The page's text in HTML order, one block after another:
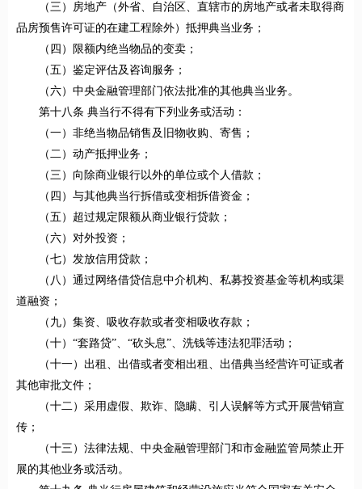
（三）房地产（外省、自治区、直辖市的房地产或者未取得商
品房预售许可证的在建工程除外）抵押典当业务；
（四）限额内绝当物品的变卖；
（五）鉴定评估及咨询服务；
（六）中央金融管理部门依法批准的其他典当业务。
第十八条 典当行不得有下列业务或活动：
（一）非绝当物品销售及旧物收购、寄售；
（二）动产抵押业务；
（三）向除商业银行以外的单位或个人借款；
（四）与其他典当行拆借或变相拆借资金；
（五）超过规定限额从商业银行贷款；
（六）对外投资；
（七）发放信用贷款；
（八）通过网络借贷信息中介机构、私募投资基金等机构或渠
道融资；
（九）集资、吸收存款或者变相吸收存款；
（十）“套路贷”、“砍头息”、洗钱等违法犯罪活动；
（十一）出租、出借或者变相出租、出借典当经营许可证或者
其他审批文件；
（十二）采用虚假、欺诈、隐瞒、引人误解等方式开展营销宣
传；
（十三）法律法规、中央金融管理部门和市金融监管局禁止开
展的其他业务或活动。